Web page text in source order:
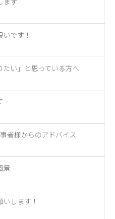
です！
い」と思っている方へ
者様からのアドバイス
景
します！